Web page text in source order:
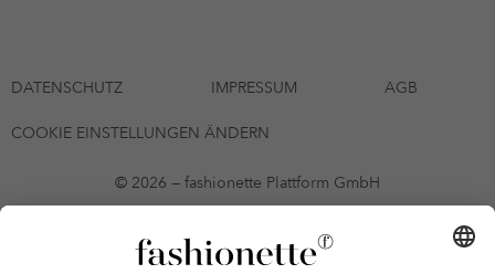
DATENSCHUTZ IMPRESSUM AGB
COOKIE EINSTELLUNGEN ÄNDERN
© 2026 — fashionette Plattform GmbH
*Gutschein bis zum 12.08.2026 mehrmals auf alle Artikel der Seite
fashionette.at/selected-styles anwendbar. Es gelten die in den AGB